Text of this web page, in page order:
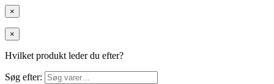
×
×
Hvilket produkt leder du efter?
Søg efter: